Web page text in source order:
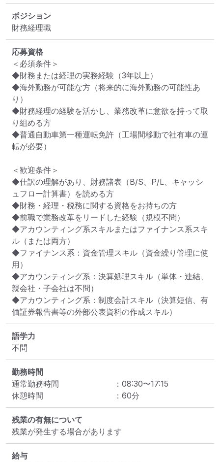
ポジション
財務経理職
応募資格
＜必須条件＞
◆財務または経理の実務経験（3年以上）
◆海外勤務が可能な方（将来的に海外勤務の可能性あ
り）
◆財務経理の経験を活かし、業務改革に意欲を持って取
り組める方
◆普通自動車第一種運転免許（工場間移動で社有車の運
転が必要）
＜歓迎条件＞
◆仕訳の理解があり、財務諸表（B/S、P/L、キャッシ
ュフロー計算書）を読める方
◆財務・経理・税務に関する資格をお持ちの方
◆前職で業務改革をリードした経験（規模不問）
◆アカウンティング系スキルまたはファイナンス系スキ
ル（または両方）
◆ファイナンス系：資金管理スキル（資金繰り管理に使
用）
◆アカウンティング系：決算処理スキル（単体・連結、
親会社・子会社は不問）
◆アカウンティング系：制度会計スキル（決算短信、有
価証券報告書等の外部公表資料の作成スキル）
語学力
不問
勤務時間
通常勤務時間
： 08:30〜17:15
休憩時間
： 60分
残業の有無について
残業が発生する場合があります
給与